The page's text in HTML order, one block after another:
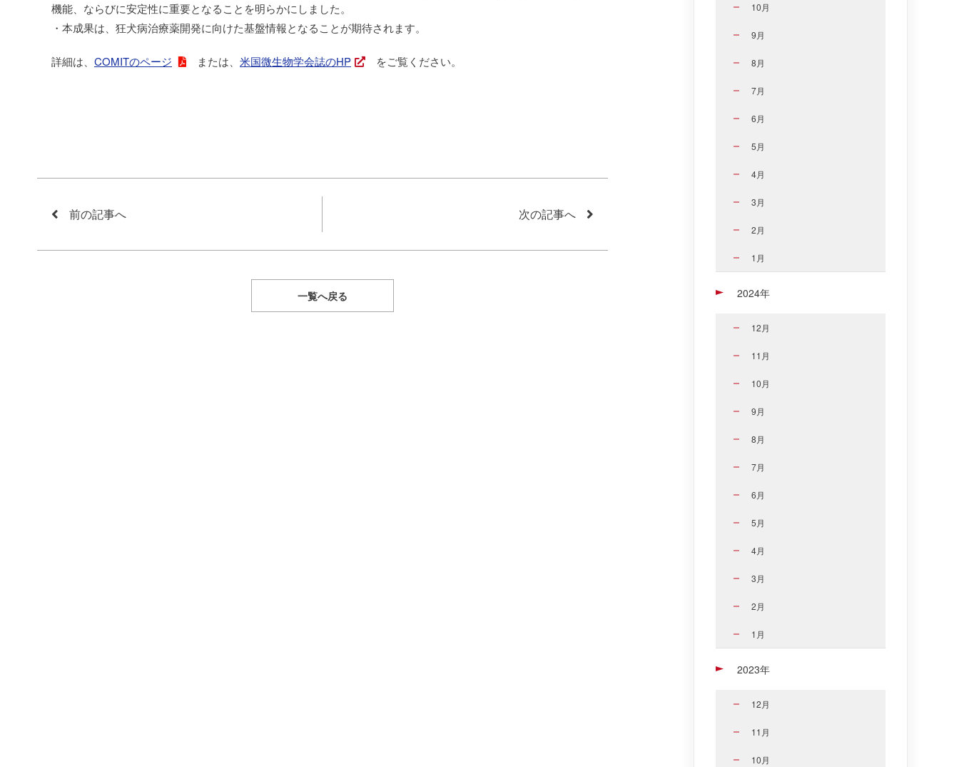
機能、ならびに安定性に重要となることを明らかにしました。
・本成果は、狂犬病治療薬開発に向けた基盤情報となることが期待されます。
詳細は、 COMITのページ または、 米国微生物学会誌のHP をご覧ください。
前の記事へ 次の記事へ
一覧へ戻る
10月
9月
8月
7月
6月
5月
4月
3月
2月
1月
2024年
12月
11月
10月
9月
8月
7月
6月
5月
4月
3月
2月
1月
2023年
12月
11月
10月